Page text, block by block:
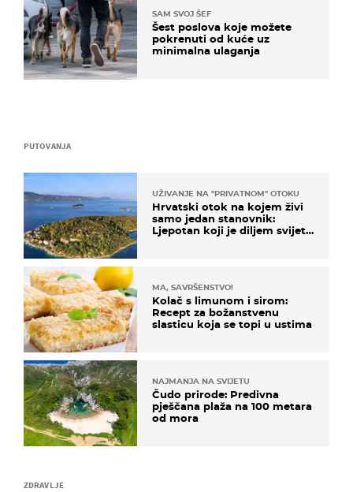
ZDRAVLJE
PUTOVANJA
UŽIVANJE NA "PRIVATNOM" OTOKU
Hrvatski otok na kojem živi
samo jedan stanovnik:
Ljepotan koji je diljem svijeta
MA, SAVRŠENSTVO!
Kolač s limunom i sirom:
Recept za božanstvenu
slasticu koja se topi u ustima
NAJMANJA NA SVIJETU
Čudo prirode: Predivna
pješčana plaža na 100 metara
od mora
SAM SVOJ ŠEF
Šest poslova koje možete
pokrenuti od kuće uz
minimalna ulaganja